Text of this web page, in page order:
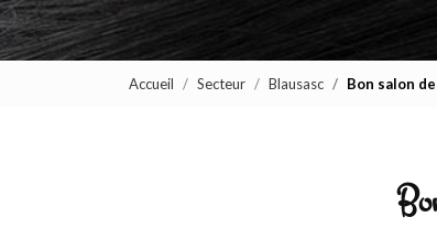
Accueil Secteur Blausasc Bon salon